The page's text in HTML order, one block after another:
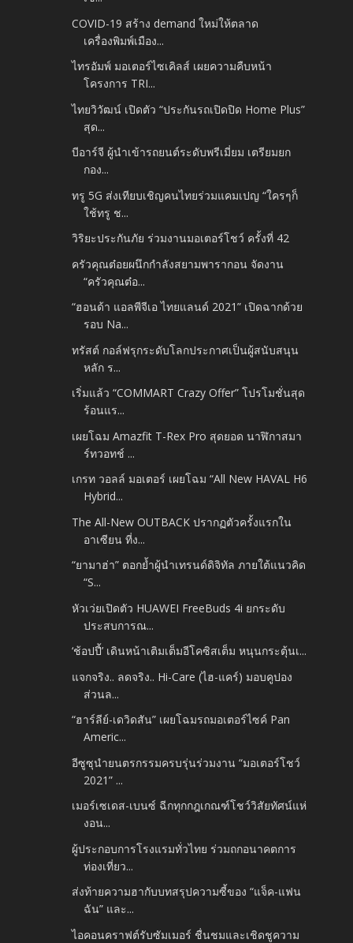
COVID-19 สร้าง demand ใหม่ให้ตลาด
เครื่องพิมพ์เมือง...
ไทรอัมพ์ มอเตอร์ไซเคิลส์ เผยความคืบหน้า
โครงการ TRI...
ไทยวิวัฒน์ เปิดตัว “ประกันรถเปิดปิด Home Plus”
สุด...
บีอาร์จี ผู้นำเข้ารถยนต์ระดับพรีเมี่ยม เตรียมยก
กอง...
ทรู 5G ส่งเทียบเชิญคนไทยร่วมแคมเปญ “ใครๆก็
ใช้ทรู ช...
วิริยะประกันภัย ร่วมงานมอเตอร์โชว์ ครั้งที่ 42
ครัวคุณต๋อยผนึกกำลังสยามพารากอน จัดงาน
“ครัวคุณต๋อ...
“ฮอนด้า แอลพีจีเอ ไทยแลนด์ 2021” เปิดฉากด้วย
รอบ Na...
ทรัสต์ กอล์ฟรุกระดับโลกประกาศเป็นผู้สนับสนุน
หลัก ร...
เริ่มแล้ว “COMMART Crazy Offer” โปรโมชั่นสุด
ร้อนแร...
เผยโฉม Amazfit T-Rex Pro สุดยอด นาฬิกาสมา
ร์ทวอทช์ ...
เกรท วอลล์ มอเตอร์ เผยโฉม “All New HAVAL H6
Hybrid...
The All-New OUTBACK ปรากฏตัวครั้งแรกใน
อาเซียน ที่ง...
“ยามาฮ่า” ตอกย้ำผู้นำเทรนด์ดิจิทัล ภายใต้แนวคิด
“S...
หัวเว่ยเปิดตัว HUAWEI FreeBuds 4i ยกระดับ
ประสบการณ...
‘ช้อปปี้’ เดินหน้าเติมเต็มอีโคซิสเต็ม หนุนกระตุ้นเ...
แจกจริง.. ลดจริง.. Hi-Care (ไฮ-แคร์) มอบคูปอง
ส่วนล...
“ฮาร์ลีย์-เดวิดสัน” เผยโฉมรถมอเตอร์ไซค์ Pan
Americ...
อีซูซุนำยนตรกรรมครบรุ่นร่วมงาน “มอเตอร์โชว์
2021” ...
เมอร์เซเดส-เบนซ์ ฉีกทุกกฎเกณฑ์โชว์วิสัยทัศน์แห่
งอน...
ผู้ประกอบการโรงแรมทั่วไทย ร่วมถกอนาคตการ
ท่องเที่ยว...
ส่งท้ายความฮากับบทสรุปความซี้ของ “แจ็ค-แฟน
ฉัน” และ...
ไอคอนคราฟต์รับซัมเมอร์ ชื่นชมและเชิดชูความ